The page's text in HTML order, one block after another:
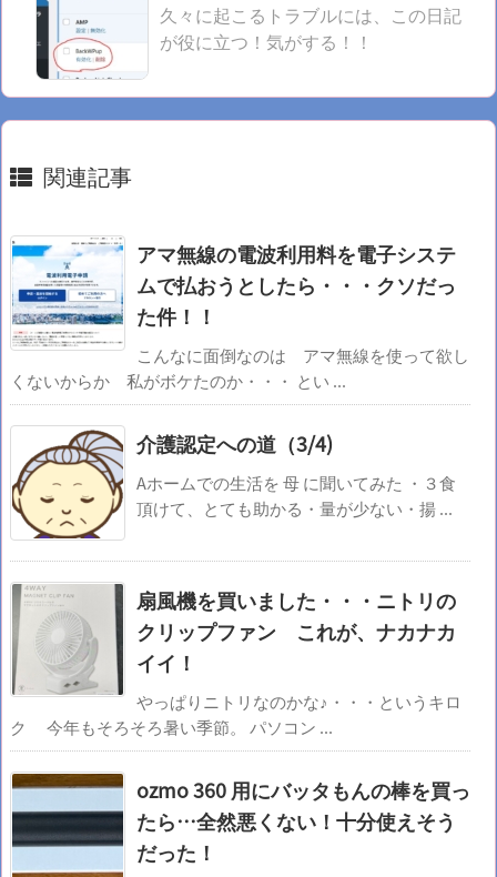
久々に起こるトラブルには、この日記
が役に立つ！気がする！！
関連記事
アマ無線の電波利用料を電子システ
ムで払おうとしたら・・・クソだっ
た件！！
こんなに面倒なのは アマ無線を使って欲し
くないからか 私がボケたのか・・・ とい ...
介護認定への道（3/4)
Aホームでの生活を 母 に聞いてみた ・３食
頂けて、とても助かる・量が少ない・揚 ...
扇風機を買いました・・・ニトリの
クリップファン これが、ナカナカ
イイ！
やっぱりニトリなのかな♪・・・というキロ
ク 今年もそろそろ暑い季節。 パソコン ...
ozmo 360 用にバッタもんの棒を買っ
たら…全然悪くない！十分使えそう
だった！